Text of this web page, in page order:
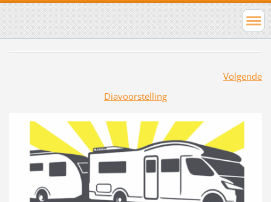
Volgende
Diavoorstelling